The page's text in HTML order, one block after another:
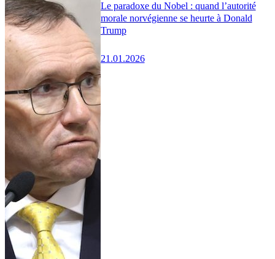
Le paradoxe du Nobel : quand l’autorité
morale norvégienne se heurte à Donald
Trump
21.01.2026